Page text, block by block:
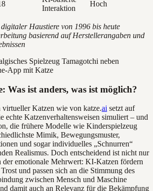
Interaktion
Hoch
Haustiere von 1996 bis heute
basierend auf Herstellerangaben und
Was ist anders, was ist möglich?
virtueller Katzen wie von katze.ai setzt auf
echte Katzenverhaltensweisen simuliert – und
die frühere Modelle wie Kinderspielzeug
Mimik, Bewegungsmuster,
und sogar individuelles „Schnurren“
Realismus. Doch entscheidend ist nicht nur
der emotionale Mehrwert: KI-Katzen fördern
und passen sich an die Stimmung des
zwischen Mensch und Maschine
damit auch an Relevanz für die Bekämpfung